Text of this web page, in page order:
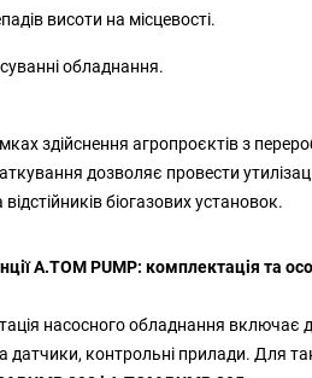
висоти на місцевості.
обладнання.
здійснення агропроєктів з
дозволяє провести
відстійників біогазових установок.
А.ТОМ PUMP: комплектація та
насосного обладнання включає
датчики, контрольні прилади. Для